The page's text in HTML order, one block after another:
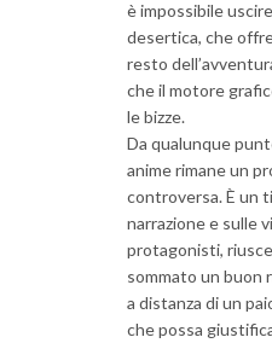
è impossibile
desertica, che
resto
che il motore
le bizze.
Da qualunque
anime rimane un
controversa. È un
narrazione e sulle
protagonisti,
sommato un buon
a distanza di un
che possa